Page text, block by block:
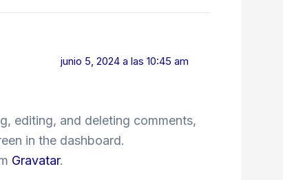
junio 5, 2024 a las 10:45 am
editing, and deleting comments,
in the dashboard.
Gravatar.